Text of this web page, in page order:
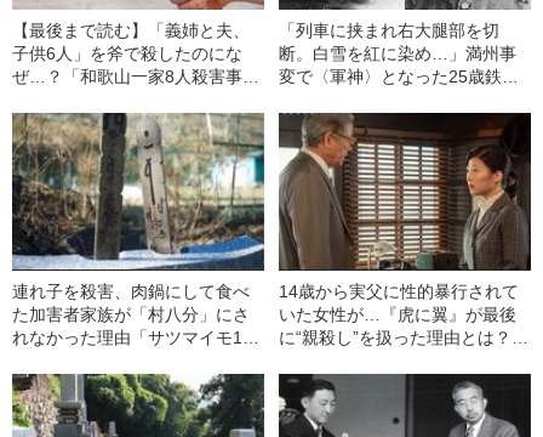
【最後まで読む】「義姉と夫、
子供6人」を斧で殺したのにな
ぜ…？「和歌山一家8人殺害事
た”特殊事情（1946年の事件）
「列車に挟まれ右大腿部を切
断。白雪を紅に染め…」満州事
変で〈軍神〉となった25歳鉄道
で迫り来る敵の貨車》
連れ子を殺害、肉鍋にして食べ
た加害者家族が「村八分」にさ
れなかった理由「サツマイモ1本
だよ」（1945年の事件）
14歳から実父に性的暴行されて
いた女性が…『虎に翼』が最後
に“親殺し”を扱った理由とは？
が問い続けたもの